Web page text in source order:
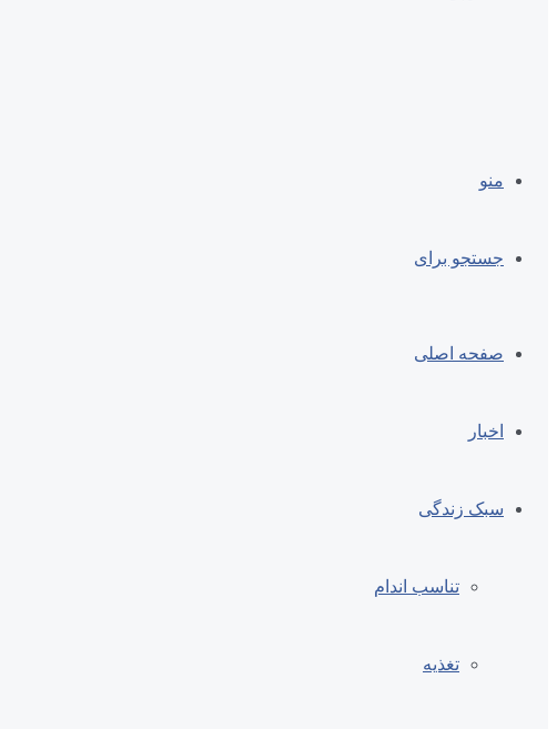
منو
جستجو برای
صفحه اصلی
اخبار
سبک زندگی
تناسب اندام
تغذیه